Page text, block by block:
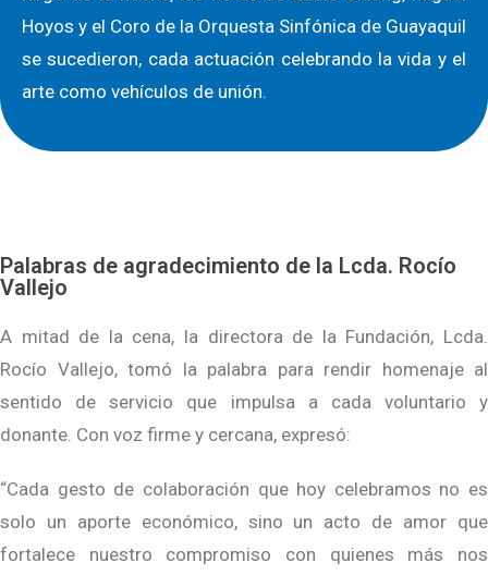
Hoyos y el Coro de la Orquesta Sinfónica de Guayaquil
se sucedieron, cada actuación celebrando la vida y el
arte como vehículos de unión.
Palabras de agradecimiento de la Lcda. Rocío
Vallejo
A mitad de la cena, la directora de la Fundación, Lcda.
Rocío Vallejo, tomó la palabra para rendir homenaje al
sentido de servicio que impulsa a cada voluntario y
donante. Con voz firme y cercana, expresó:
“Cada gesto de colaboración que hoy celebramos no es
solo un aporte económico, sino un acto de amor que
fortalece nuestro compromiso con quienes más nos